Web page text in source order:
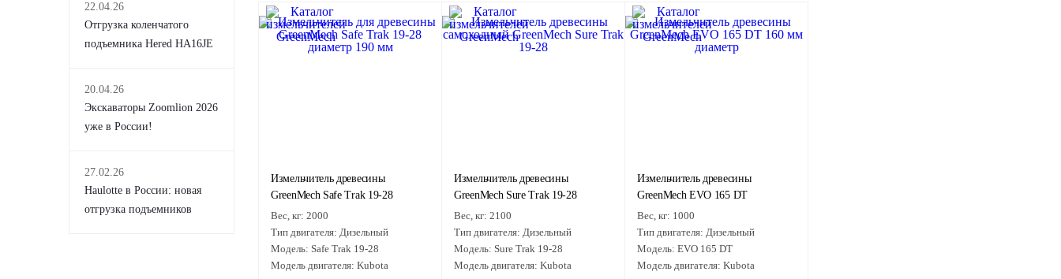
22.04.26
Отгрузка коленчатого
подъемника Hered HA16JE
20.04.26
Экскаваторы Zoomlion 2026
уже в России!
27.02.26
Haulotte в России: новая
отгрузка подъемников
Измельчитель древесины
GreenMech Safe Trak 19-28
Вес, кг: 2000
Тип двигателя: Дизельный
Модель: Safe Trak 19-28
Модель двигателя: Kubota
Измельчитель древесины
GreenMech Sure Trak 19-28
Вес, кг: 2100
Тип двигателя: Дизельный
Модель: Sure Trak 19-28
Модель двигателя: Kubota
Измельчитель древесины
GreenMech EVO 165 DT
Вес, кг: 1000
Тип двигателя: Дизельный
Модель: EVO 165 DT
Модель двигателя: Kubota